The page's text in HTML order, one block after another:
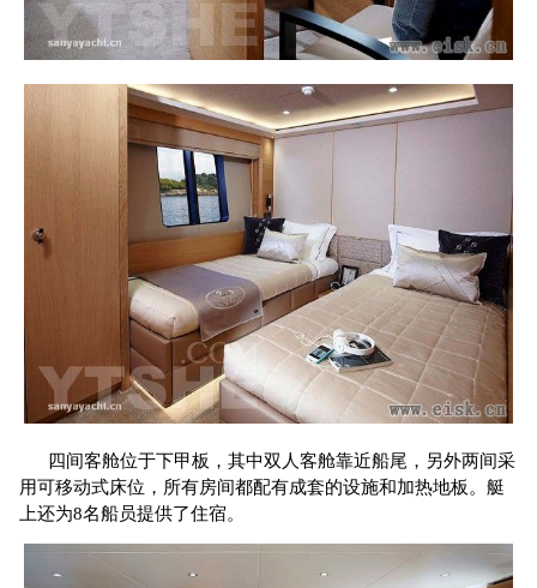
四间客舱位于下甲板，其中双人客舱靠近船尾，另外两间采
用可移动式床位，所有房间都配有成套的设施和加热地板。艇
上还为8名船员提供了住宿。